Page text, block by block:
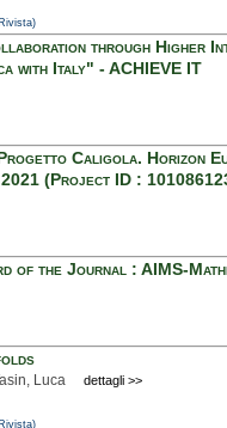
through Higher
with Italy" - ACHIEVE IT
Caligola. Horizon
(Project ID :
of the Journal : AIMS-
Luca dettagli >>